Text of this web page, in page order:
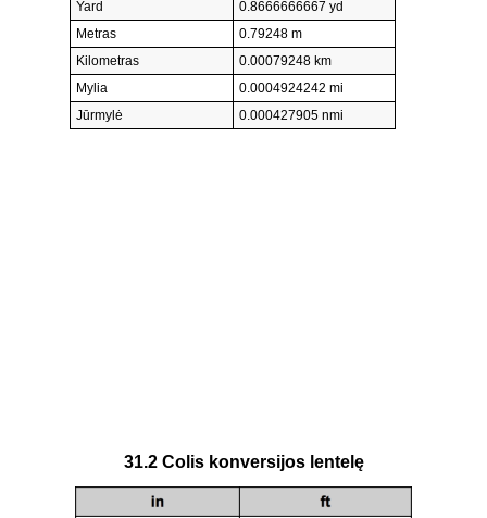
Yard
0.8666666667 yd
Metras
0.79248 m
Kilometras
0.00079248 km
Mylia
0.0004924242 mi
Jūrmylė
0.000427905 nmi
31.2 Colis konversijos lentelę